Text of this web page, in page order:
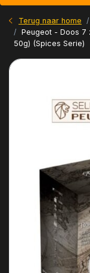
Terug naar home
Peugeot - Doos 7
50g) (Spices Serie)